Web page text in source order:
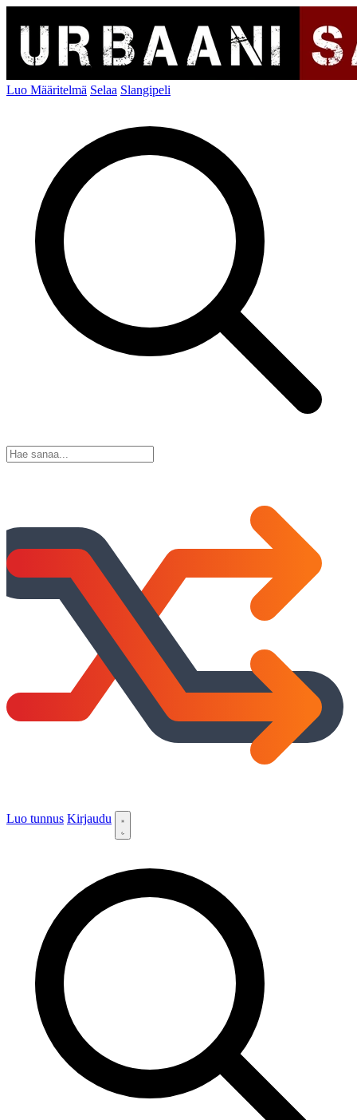
Luo Määritelmä Selaa Slangipeli
Luo tunnus Kirjaudu